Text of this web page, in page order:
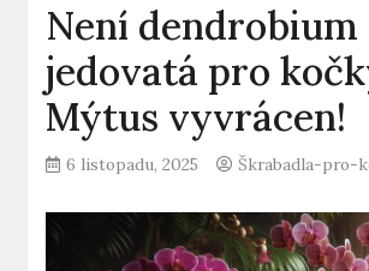
Není dendrobium
jedovatá pro
Mýtus vyvrácen!
6 listopadu, 2025 Škrabadla-pro-